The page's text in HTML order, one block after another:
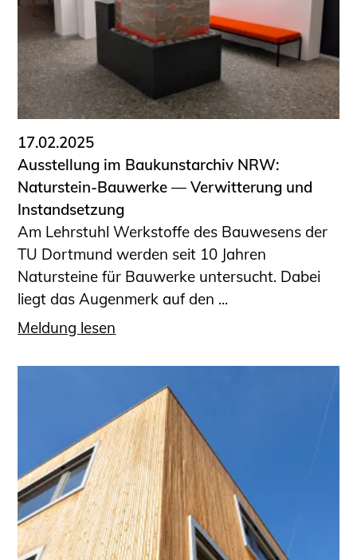
17.02.2025
Ausstellung im Baukunstarchiv NRW:
Naturstein-Bauwerke — Verwitterung und
Instandsetzung
Am Lehrstuhl Werkstoffe des Bauwesens der
TU Dortmund werden seit 10 Jahren
Natursteine für Bauwerke untersucht. Dabei
liegt das Augenmerk auf den ...
Meldung lesen